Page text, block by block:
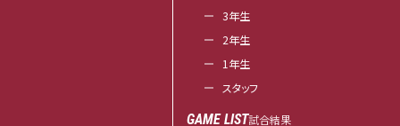
3年生
2年生
1年生
スタッフ
GAME LIST試合結果